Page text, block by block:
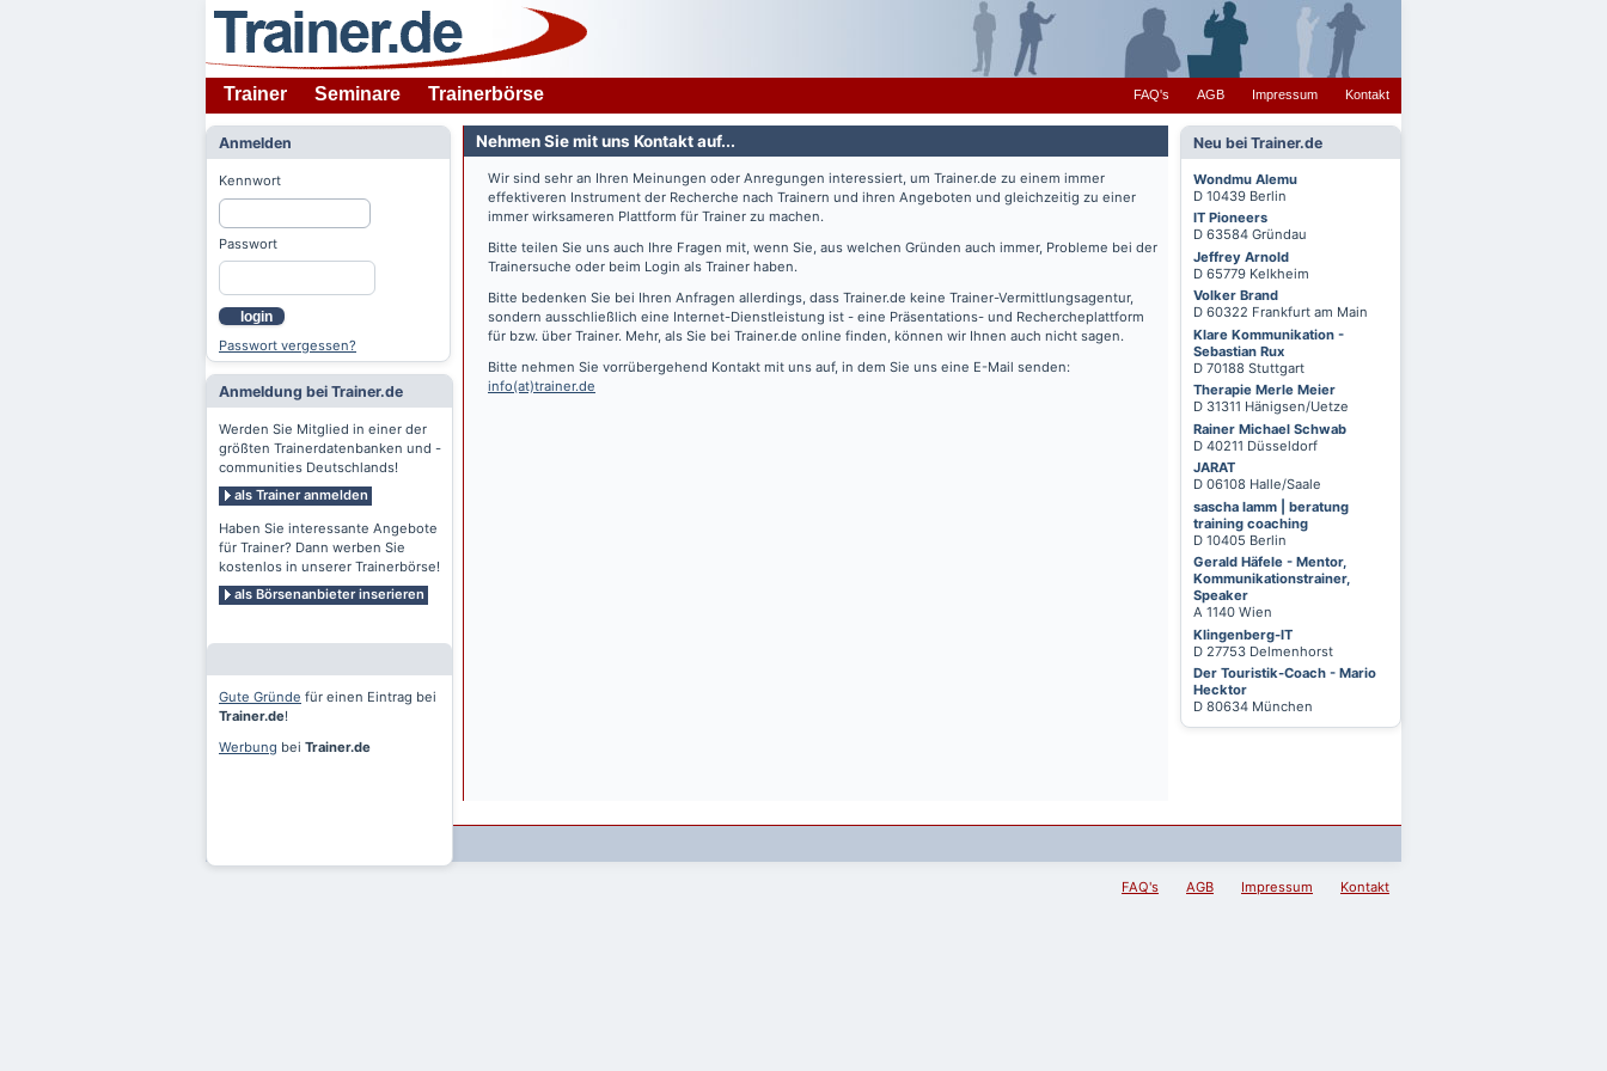
Trainer Seminare Trainerbörse FAQ's AGB Impressum Kontakt
Anmelden
Kennwort
Passwort
login
Passwort vergessen?
Anmeldung bei Trainer.de
Werden Sie Mitglied in einer der
größten Trainerdatenbanken und -
communities Deutschlands!
als Trainer anmelden
Haben Sie interessante Angebote
für Trainer? Dann werben Sie
kostenlos in unserer Trainerbörse!
als Börsenanbieter inserieren
Gute Gründe für einen Eintrag bei
Trainer.de!
Werbung bei Trainer.de
Neu bei Trainer.de
Wondmu Alemu
D 10439 Berlin
IT Pioneers
D 63584 Gründau
Jeffrey Arnold
D 65779 Kelkheim
Volker Brand
D 60322 Frankfurt am Main
Klare Kommunikation -
Sebastian Rux
D 70188 Stuttgart
Therapie Merle Meier
D 31311 Hänigsen/Uetze
Rainer Michael Schwab
D 40211 Düsseldorf
JARAT
D 06108 Halle/Saale
sascha lamm | beratung
training coaching
D 10405 Berlin
Gerald Häfele - Mentor,
Kommunikationstrainer,
Speaker
A 1140 Wien
Klingenberg-IT
D 27753 Delmenhorst
Der Touristik-Coach - Mario
Hecktor
D 80634 München
Nehmen Sie mit uns Kontakt auf...
Wir sind sehr an Ihren Meinungen oder Anregungen interessiert, um Trainer.de zu einem immer
effektiveren Instrument der Recherche nach Trainern und ihren Angeboten und gleichzeitig zu einer
immer wirksameren Plattform für Trainer zu machen.
Bitte teilen Sie uns auch Ihre Fragen mit, wenn Sie, aus welchen Gründen auch immer, Probleme bei der
Trainersuche oder beim Login als Trainer haben.
Bitte bedenken Sie bei Ihren Anfragen allerdings, dass Trainer.de keine Trainer-Vermittlungsagentur,
sondern ausschließlich eine Internet-Dienstleistung ist - eine Präsentations- und Rechercheplattform
für bzw. über Trainer. Mehr, als Sie bei Trainer.de online finden, können wir Ihnen auch nicht sagen.
Bitte nehmen Sie vorrübergehend Kontakt mit uns auf, in dem Sie uns eine E-Mail senden:
info(at)trainer.de
FAQ's AGB Impressum Kontakt